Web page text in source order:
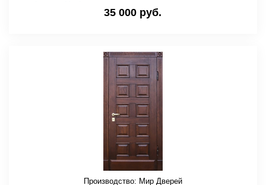
35 000 руб.
Производство: Мир Дверей